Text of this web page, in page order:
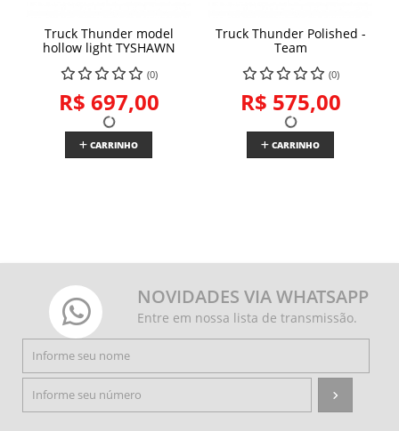
Truck Thunder model
hollow light TYSHAWN
(0)
R$ 697,00
CARRINHO
Truck Thunder Polished -
Team
(0)
R$ 575,00
CARRINHO
NOVIDADES VIA WHATSAPP
Entre em nossa lista de transmissão.